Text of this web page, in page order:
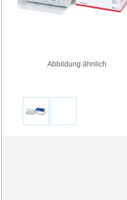
Abbildung ähnlich